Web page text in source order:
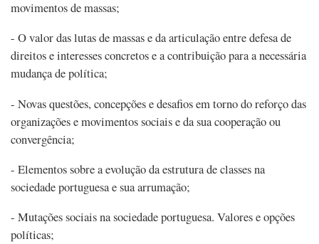
movimentos de massas;
- O valor das lutas de massas e da articulação entre defesa de
direitos e interesses concretos e a contribuição para a necessária
mudança de política;
- Novas questões, concepções e desafios em torno do reforço das
organizações e movimentos sociais e da sua cooperação ou
convergência;
- Elementos sobre a evolução da estrutura de classes na
sociedade portuguesa e sua arrumação;
- Mutações sociais na sociedade portuguesa. Valores e opções
políticas;